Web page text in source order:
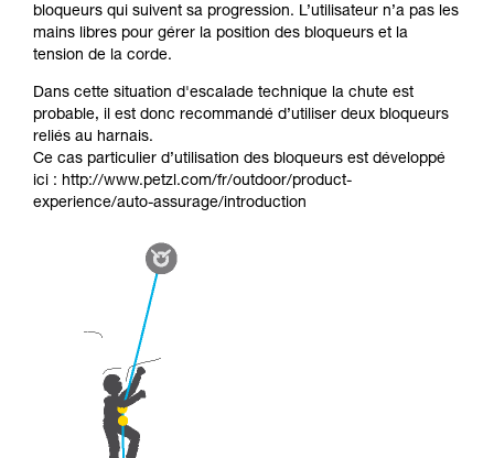
bloqueurs qui suivent sa progression. L’utilisateur n’a pas les
mains libres pour gérer la position des bloqueurs et la
tension de la corde.
Dans cette situation d'escalade technique la chute est
probable, il est donc recommandé d’utiliser deux bloqueurs
reliés au harnais.
Ce cas particulier d’utilisation des bloqueurs est développé
ici : http://www.petzl.com/fr/outdoor/product-
experience/auto-assurage/introduction